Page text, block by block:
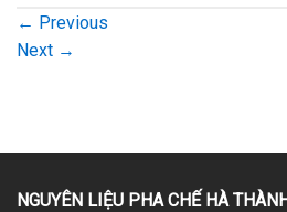
← Previous
Next →
NGUYÊN LIỆU PHA CHẾ HÀ